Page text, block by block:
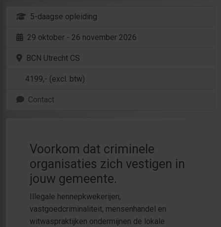
5-daagse opleiding
29 oktober - 26 november 2026
BCN Utrecht CS
4199,- (excl. btw)
Contact
Voorkom dat criminele
organisaties zich vestigen in
jouw gemeente.
Illegale hennepkwekerijen,
vastgoedcriminaliteit, mensenhandel en
witwaspraktijken ondermijnen de lokale